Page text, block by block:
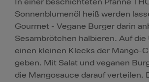
In einer beschichteten Pfanne
Sonnenblumenöl heiß werden
Gourmet - Vegane Burger darin
Sesambrötchen halbieren. Auf
einen kleinen Klecks der Mango-
geben. Mit Salat und veganen
die Mangosauce darauf verteilen.